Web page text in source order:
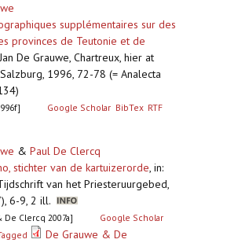
supplémentaires sur des
provinces de Teutonie et de
De Grauwe, Chartreux, hier at
Salzburg, 1996, 72-78 (= Analecta
Google Scholar BibTex RTF
& Paul De Clercq
stichter van de kartuizerorde, in:
van het Priesteruurgebed,
6-9, 2 ill.
De Clercq 2007a]
Google Scholar
De Grauwe & De